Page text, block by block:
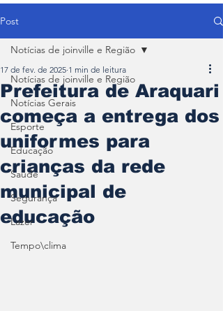
Post
Notícias de joinville e Região
Notícias Gerais
Esporte
Educação
Saúde
Segurança
Lazer
Tempo\clima
Notícias de joinville e Região
Prefeitura de Araquari
começa a entrega dos
uniformes para
crianças da rede
municipal de
educação
17 de fev. de 2025 1 min de leitura